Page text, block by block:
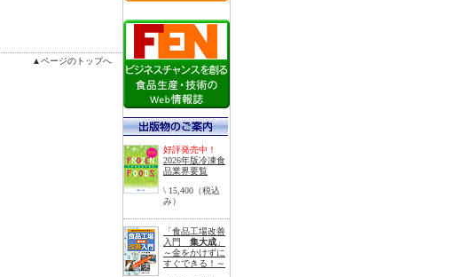
▲ページのトップへ
好評発売中！
2026年版冷凍食
品業界要覧
\ 15,400（税込
み）
「食品工場改善
入門 集大成 」
～金をかけずに
すぐできる！～